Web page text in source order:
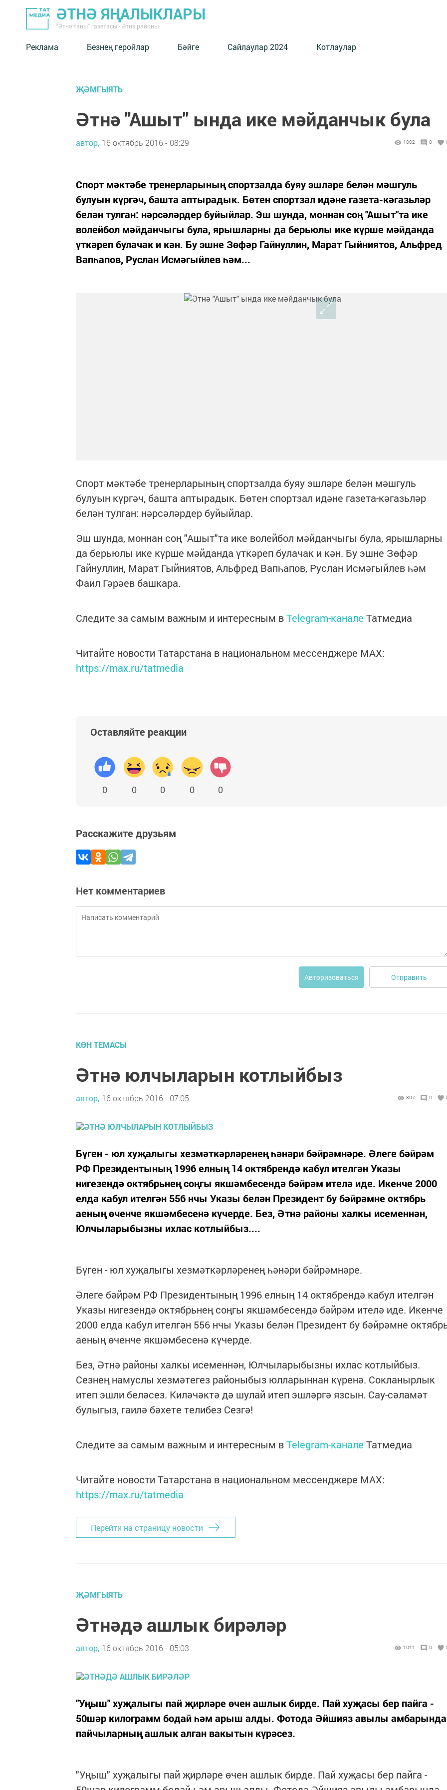
ӘТНӘ ЯҢАЛЫКЛАРЫ
"Әтнә таңы" газетасы - Әтнә районы
Реклама Безнең геройлар Бәйге Сайлаулар 2024 Котлаулар
ҖӘМГЫЯТЬ
Әтнә "Ашыт" ында ике мәйданчык була
автор, 16 октябрь 2016 - 08:29 1002 0
Спорт мәктәбе тренерларының спортзалда буяу эшләре белән мәшгуль
булуын күргәч, башта аптырадык. Бөтен спортзал идәне газета-кәгазьләр
белән тулган: нәрсәләрдер буйыйлар. Эш шунда, моннан соң "Ашыт"та ике
волейбол мәйданчыгы була, ярышларны да берьюлы ике күрше мәйданда
үткәреп булачак и кән. Бу эшне Зөфәр Гайнуллин, Марат Гыйниятов, Альфред
Вапһапов, Руслан Исмәгыйлев һәм...
Спорт мәктәбе тренерларының спортзалда буяу эшләре белән мәшгуль
булуын күргәч, башта аптырадык. Бөтен спортзал идәне газета-кәгазьләр
белән тулган: нәрсәләрдер буйыйлар.
Эш шунда, моннан соң "Ашыт"та ике волейбол мәйданчыгы була, ярышларны
да берьюлы ике күрше мәйданда үткәреп булачак и кән. Бу эшне Зөфәр
Гайнуллин, Марат Гыйниятов, Альфред Вапһапов, Руслан Исмәгыйлев һәм
Фаил Гәрәев башкара.
Следите за самым важным и интересным вTelegram-канале Татмедиа
Читайте новости Татарстана в национальном мессенджере MАХ:
https://max.ru/tatmedia
Оставляйте реакции
0 0 0 0 0
Расскажите друзьям
Нет комментариев
Авторизоваться Отправить
КӨН ТЕМАСЫ
Әтнә юлчыларын котлыйбыз
автор, 16 октябрь 2016 - 07:05 807 0
Бүген - юл хуҗалыгы хезмәткәрләренең һәнәри бәйрәмнәре. Әлеге бәйрәм
РФ Президентының 1996 елның 14 октябрендә кабул ителгән Указы
нигезендә октябрьнең соңгы якшәмбесендә бәйрәм ителә иде. Икенче 2000
елда кабул ителгән 556 нчы Указы белән Президент бу бәйрәмне октябрь
аеның өченче якшәмбесенә күчерде. Без, Әтнә районы халкы исеменнән,
Юлчыларыбызны ихлас котлыйбыз....
Бүген - юл хуҗалыгы хезмәткәрләренең һәнәри бәйрәмнәре.
Әлеге бәйрәм РФ Президентының 1996 елның 14 октябрендә кабул ителгән
Указы нигезендә октябрьнең соңгы якшәмбесендә бәйрәм ителә иде. Икенче
2000 елда кабул ителгән 556 нчы Указы белән Президент бу бәйрәмне
аеның өченче якшәмбесенә күчерде.
Без, Әтнә районы халкы исеменнән, Юлчыларыбызны ихлас котлыйбыз.
Сезнең намуслы хезмәтегез районыбыз юлларыннан күренә. Сокланырлык
итеп эшли беләсез. Киләчәктә дә шулай итеп эшләргә язсын. Сау-сәламәт
булыгыз, гаилә бәхете телибез Сезгә!
Следите за самым важным и интересным вTelegram-канале Татмедиа
Читайте новости Татарстана в национальном мессенджере MАХ:
https://max.ru/tatmedia
Перейти на страницу новости
ҖӘМГЫЯТЬ
Әтнәдә ашлык бирәләр
автор, 16 октябрь 2016 - 05:03 1011 0
"Уңыш" хуҗалыгы пай җирләре өчен ашлык бирде. Пай хуҗасы бер пайга -
50шәр килограмм бодай һәм арыш алды. Фотода Әйшияз авылы амбарында
пайчыларның ашлык алган вакытын күрәсез.
"Уңыш" хуҗалыгы пай җирләре өчен ашлык бирде. Пай хуҗасы бер пайга -